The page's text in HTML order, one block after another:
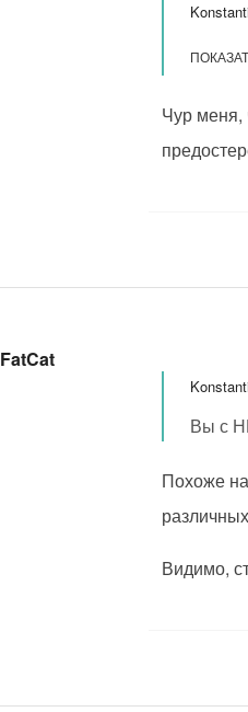
Чур меня,
FatCat
Вы с
Похоже
Видимо,